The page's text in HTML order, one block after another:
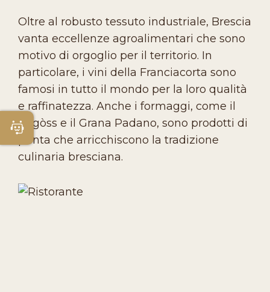
Oltre al robusto tessuto industriale, Brescia
vanta eccellenze agroalimentari che sono
motivo di orgoglio per il territorio. In
particolare, i vini della Franciacorta sono
famosi in tutto il mondo per la loro qualità
e raffinatezza. Anche i formaggi, come il
Bagòss e il Grana Padano, sono prodotti di
punta che arricchiscono la tradizione
culinaria bresciana.
Apri Chatbot